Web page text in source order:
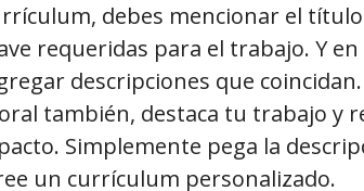
debes mencionar el
requeridas para el trabajo. Y
descripciones que
también, destaca tu trabajo y
Simplemente pega la
un currículum personalizado.